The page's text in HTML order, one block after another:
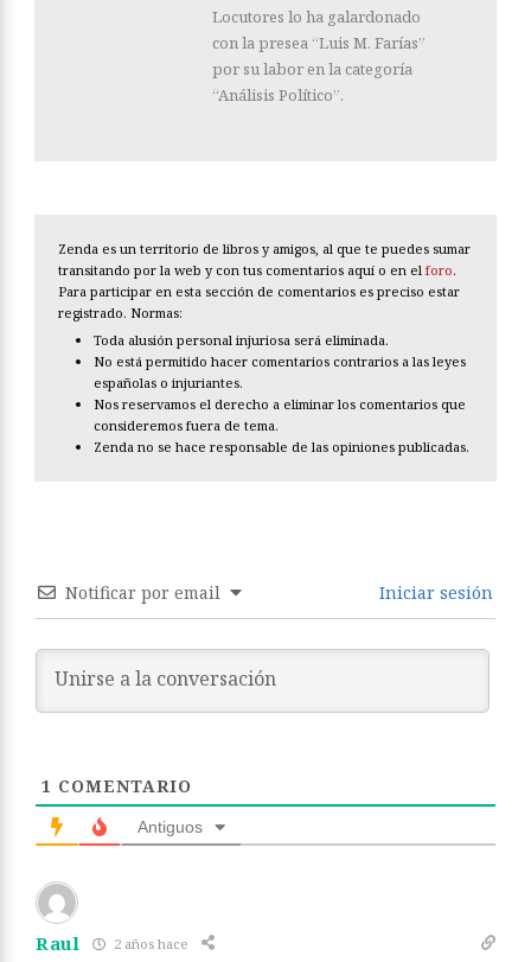
Locutores lo ha galardonado
con la presea “Luis M. Farías”
por su labor en la categoría
“Análisis Político”.
Zenda es un territorio de libros y amigos, al que te puedes sumar
transitando por la web y con tus comentarios aquí o en el foro.
Para participar en esta sección de comentarios es preciso estar
registrado. Normas:
Toda alusión personal injuriosa será eliminada.
No está permitido hacer comentarios contrarios a las leyes
españolas o injuriantes.
Nos reservamos el derecho a eliminar los comentarios que
consideremos fuera de tema.
Zenda no se hace responsable de las opiniones publicadas.
Notificar por email Iniciar sesión
1 COMENTARIO
Antiguos
Raul 2 años hace